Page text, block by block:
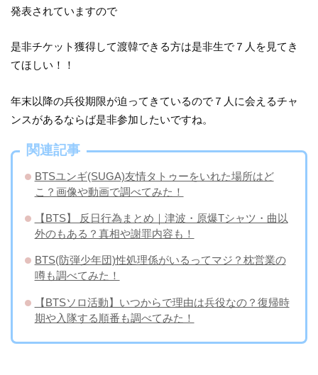
発表されていますので
是非チケット獲得して渡韓できる方は是非生で７人を見てき
てほしい！！
年末以降の兵役期限が迫ってきているので７人に会えるチャ
ンスがあるならば是非参加したいですね。
関連記事
BTSユンギ(SUGA)友情タトゥーをいれた場所はど
こ？画像や動画で調べてみた！
【BTS】 反日行為まとめ｜津波・原爆Tシャツ・曲以
外のもある？真相や謝罪内容も！
BTS(防弾少年団)性処理係がいるってマジ？枕営業の
噂も調べてみた！
【BTSソロ活動】いつからで理由は兵役なの？復帰時
期や入隊する順番も調べてみた！